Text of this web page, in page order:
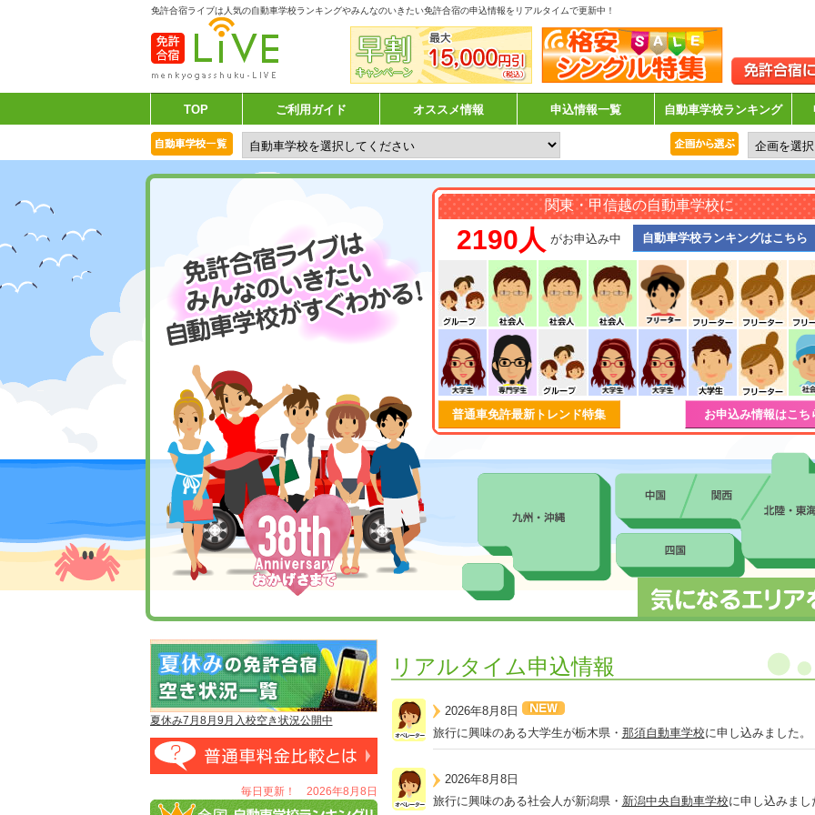
免許合宿ライブは人気の自動車学校ランキングやみんなのいきたい免許合宿の申込情報をリアルタイムで更新中！
TOP ご利用ガイド オススメ情報 申込情報一覧 自動車学校ランキング
関東・甲信越の自動車学校に
2190人 がお申込み中 自動車学校ランキングはこちら
普通車免許最新トレンド特集 お申込み情報はこち
夏休み7月8月9月入校空き状況公開中
毎日更新！ 2026年8月8日
リアルタイム申込情報
2026年8月8日
旅行に興味のある大学生が栃木県・ 那須自動車学校に申し込みました。
2026年8月8日
旅行に興味のある社会人が新潟県・ 新潟中央自動車学校に申し込みまし